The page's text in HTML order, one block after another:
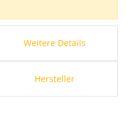
Weitere Details
Hersteller